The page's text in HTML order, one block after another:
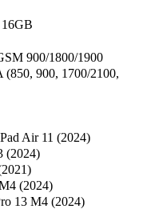
16GB
900/1800/1900
900, 1700/2100,
Air 11 (2024)
(2024)
(2024)
13 M4 (2024)